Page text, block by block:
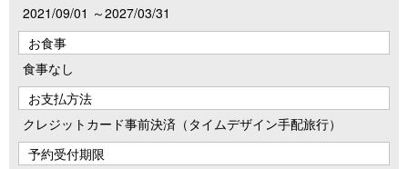
2021/09/01 ～2027/03/31
お食事
食事なし
お支払方法
クレジットカード事前決済（タイムデザイン手配旅行）
予約受付期限